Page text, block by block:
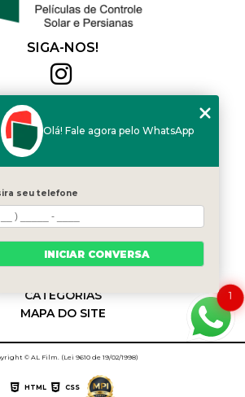
SIGA-NOS!
(11) 2564-4684
(11) 94168-2041
MENU
HOME
QUEM SOMOS
SERVIÇOS
BLOG
CATEGORIAS
MAPA DO SITE
© AL Film. (Lei 9610 de 19/02/1998)
HTML CSS
1
Olá! Fale agora pelo WhatsApp
seu telefone
INICIAR CONVERSA